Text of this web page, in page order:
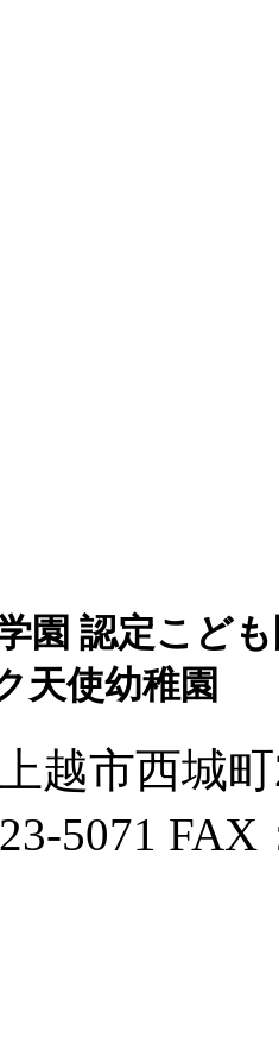
園 認定こど
天使幼稚園
越市西城
5071 FAX